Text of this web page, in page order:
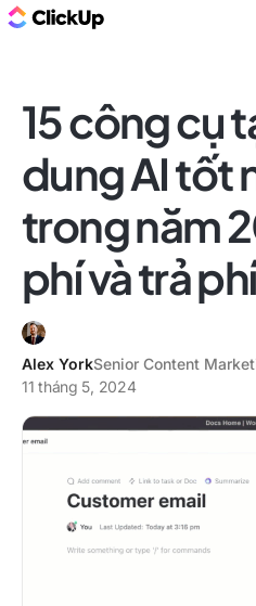
15 công cụ
dung AI tốt
trong năm
phí và trả
Alex YorkSenior Content
11 tháng 5, 2024